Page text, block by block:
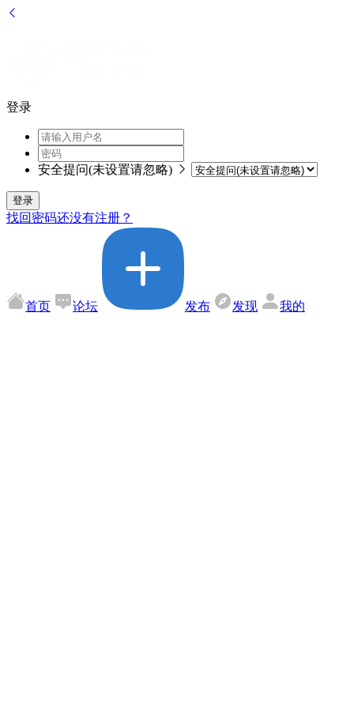
登录
安全提问(未设置请忽略)
登录
找回密码还没有注册？
首页 论坛 发布 发现 我的